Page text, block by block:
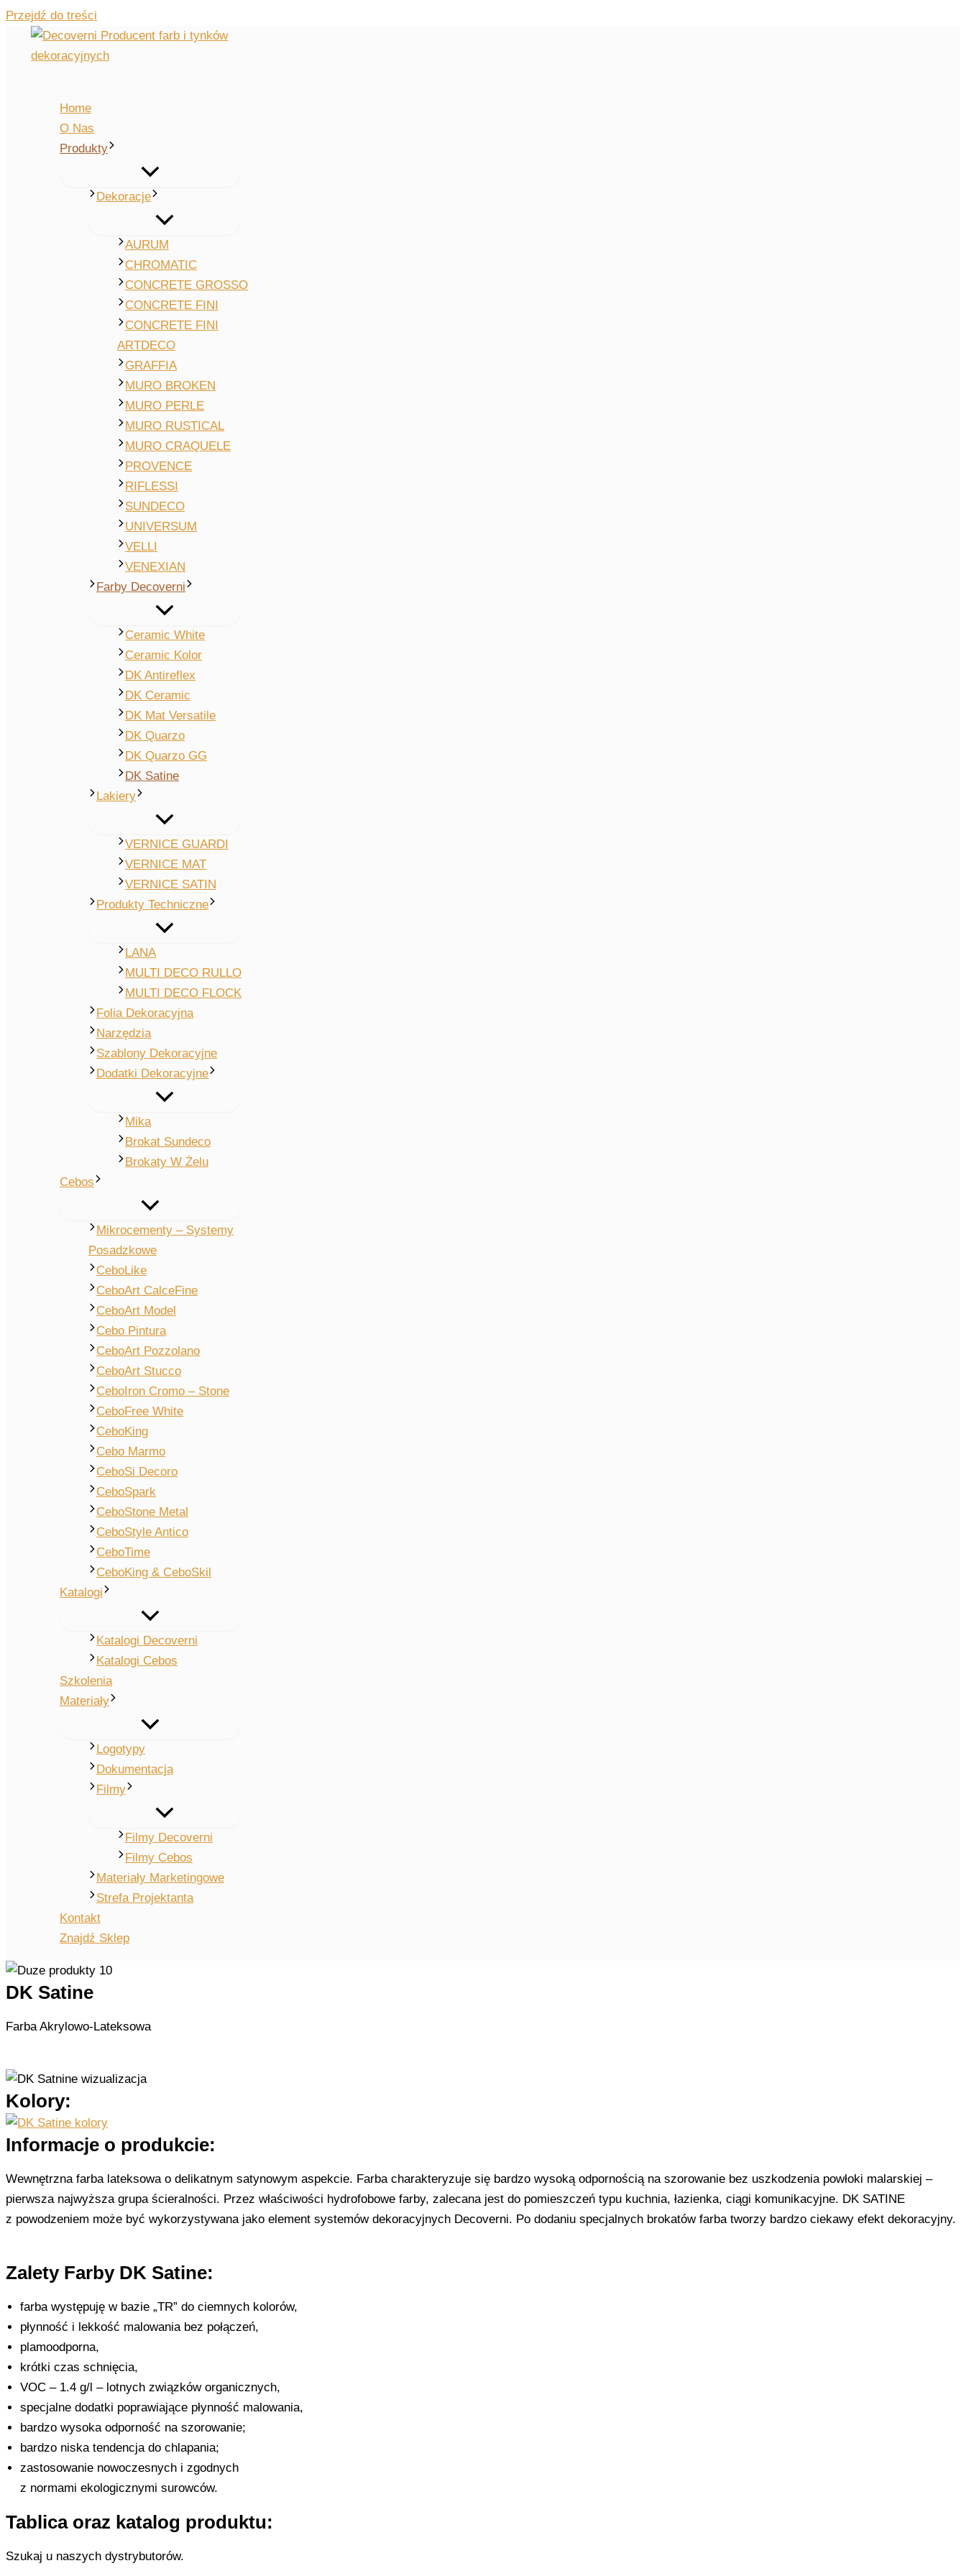
Przejdź do treści
Home
O Nas
Produkty
Dekoracje
AURUM
CHROMATIC
CONCRETE GROSSO
CONCRETE FINI
CONCRETE FINI
ARTDECO
GRAFFIA
MURO BROKEN
MURO PERLE
MURO RUSTICAL
MURO CRAQUELE
PROVENCE
RIFLESSI
SUNDECO
UNIVERSUM
VELLI
VENEXIAN
Farby Decoverni
Ceramic White
Ceramic Kolor
DK Antireflex
DK Ceramic
DK Mat Versatile
DK Quarzo
DK Quarzo GG
DK Satine
Lakiery
VERNICE GUARDI
VERNICE MAT
VERNICE SATIN
Produkty Techniczne
LANA
MULTI DECO RULLO
MULTI DECO FLOCK
Folia Dekoracyjna
Narzędzia
Szablony Dekoracyjne
Dodatki Dekoracyjne
Mika
Brokat Sundeco
Brokaty W Żelu
Cebos
Mikrocementy – Systemy
Posadzkowe
CeboLike
CeboArt CalceFine
CeboArt Model
Cebo Pintura
CeboArt Pozzolano
CeboArt Stucco
CeboIron Cromo – Stone
CeboFree White
CeboKing
Cebo Marmo
CeboSi Decoro
CeboSpark
CeboStone Metal
CeboStyle Antico
CeboTime
CeboKing & CeboSkil
Katalogi
Katalogi Decoverni
Katalogi Cebos
Szkolenia
Materiały
Logotypy
Dokumentacja
Filmy
Filmy Decoverni
Filmy Cebos
Materiały Marketingowe
Strefa Projektanta
Kontakt
Znajdź Sklep
DK Satine
Farba Akrylowo-Lateksowa
Kolory:
Informacje o produkcie:
Wewnętrzna farba lateksowa o delikatnym satynowym aspekcie. Farba charakteryzuje się bardzo wysoką odpornością na szorowanie bez uszkodzenia powłoki malarskiej –
pierwsza najwyższa grupa ścieralności. Przez właściwości hydrofobowe farby, zalecana jest do pomieszczeń typu kuchnia, łazienka, ciągi komunikacyjne. DK SATINE
z powodzeniem może być wykorzystywana jako element systemów dekoracyjnych Decoverni. Po dodaniu specjalnych brokatów farba tworzy bardzo ciekawy efekt dekoracyjny.
Zalety Farby DK Satine:
farba występuję w bazie „TR” do ciemnych kolorów,
płynność i lekkość malowania bez połączeń,
plamoodporna,
krótki czas schnięcia,
VOC – 1.4 g/l – lotnych związków organicznych,
specjalne dodatki poprawiające płynność malowania,
bardzo wysoka odporność na szorowanie;
bardzo niska tendencja do chlapania;
zastosowanie nowoczesnych i zgodnych
z normami ekologicznymi surowców.
Tablica oraz katalog produktu:
Szukaj u naszych dystrybutorów.